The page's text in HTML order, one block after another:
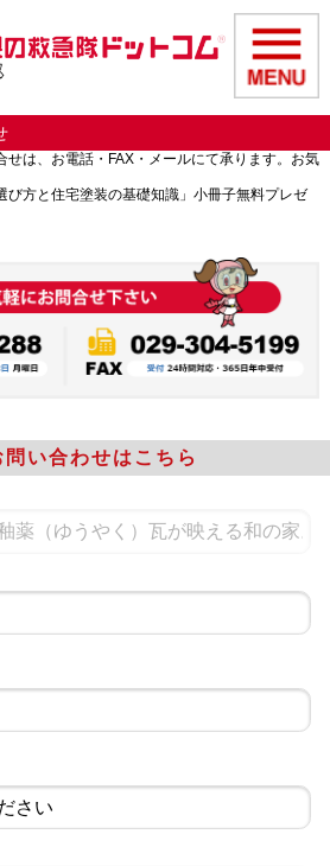
せは、お電話・FAX・メールにて承ります。お気
び方と住宅塗装の基礎知識」小冊子無料プレゼ
い合わせはこちら